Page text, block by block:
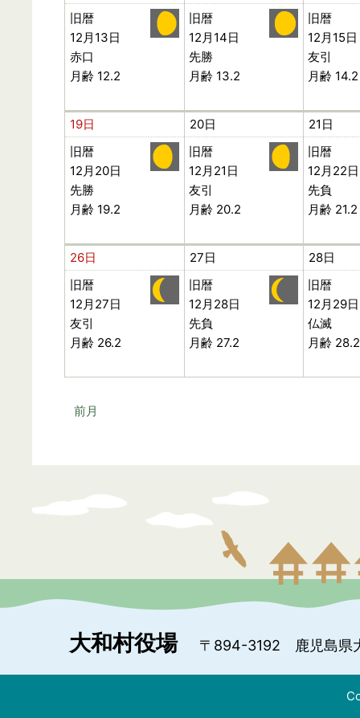
旧暦
12月13日
赤口
月齢 12.2
旧暦
12月14日
先勝
月齢 13.2
旧暦
12月15日
友引
月齢 14.2
19日 20日
21日
旧暦
12月20日
先勝
月齢 19.2
旧暦
12月21日
友引
月齢 20.2
旧暦
12月22日
先負
月齢 21.2
26日 27日
28日
旧暦
12月27日
友引
月齢 26.2
旧暦
12月28日
先負
月齢 27.2
旧暦
12月29日
仏滅
月齢 28.2
前月
大和村役場 〒894-3192 鹿児島県